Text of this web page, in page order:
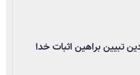
تبیین براهین اثبات خدا